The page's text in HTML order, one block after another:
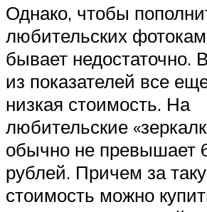
Однако, чтобы
любительских
бывает недостаточно.
из показателей все
низкая стоимость. На
любительские
обычно не превышает
рублей. Причем за
стоимость можно